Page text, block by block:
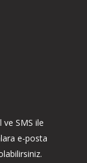
ve SMS ile
e-posta